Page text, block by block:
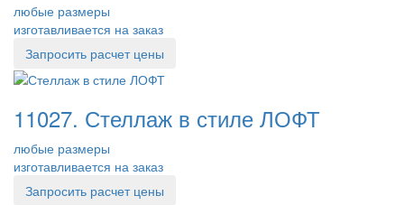
любые размеры
изготавливается на заказ
Запросить расчет цены
11027. Стеллаж в стиле ЛОФТ
любые размеры
изготавливается на заказ
Запросить расчет цены